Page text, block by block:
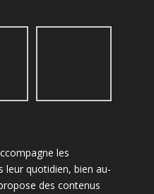
les
leur quotidien, bien au-
des contenus